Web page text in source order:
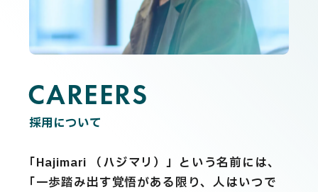
CAREERS
CAREERS
採用について
「Hajimari （ハジマリ）」という名前には、
「一歩踏み出す覚悟がある限り、人はいつで